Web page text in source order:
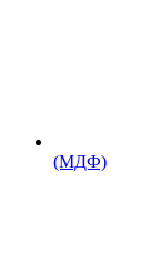
(МДФ)